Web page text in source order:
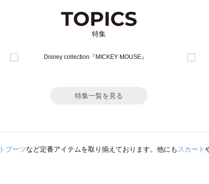
特集
特集一覧を見る
ブーツなど定番アイテムを取り揃えております。他にもスカート